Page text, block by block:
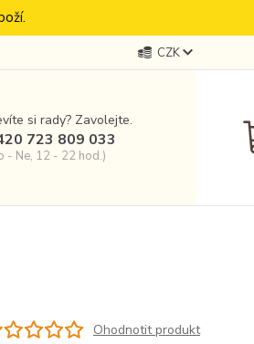
CZK
si rady? Zavolejte.
723 809 033
- Ne, 12 - 22 hod.)
Ohodnotit produkt